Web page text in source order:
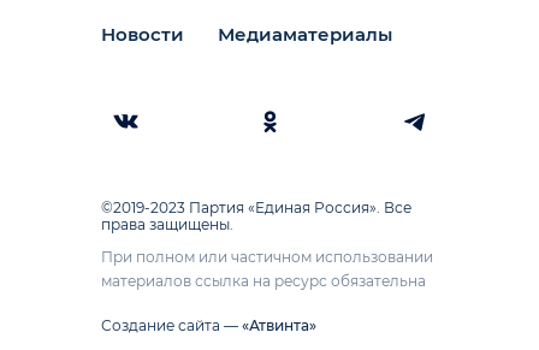
Новости Медиаматериалы
©2019-2023 Партия «Единая Россия». Все
права защищены.
При полном или частичном использовании
материалов ссылка на ресурс обязательна
Создание сайта — «Атвинта»